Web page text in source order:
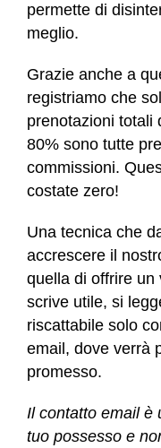
permette di
meglio.
Grazie anche a
registriamo che
prenotazioni totali
80% sono tutte
commissioni.
costate zero!
Una tecnica che
accrescere il
quella di offrire un
scrive utile, si
riscattabile solo
email, dove verrà
promesso.
Il contatto email è
tuo possesso e